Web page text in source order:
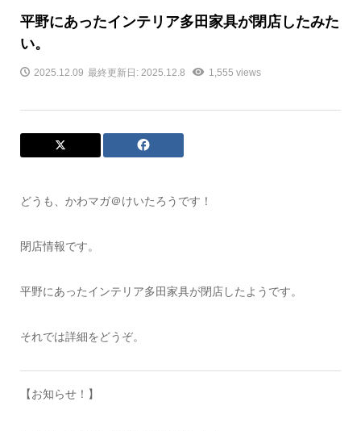
平野にあったインテリア多田家具が閉店したみた
い。
2025.12.09 最終更新日: 2025.12.8 1,555 views
どうも、かわマガ＠けいたろうです！
閉店情報です。
平野にあったインテリア多田家具が閉店したようです。
それでは詳細をどうぞ。
【お知らせ！】